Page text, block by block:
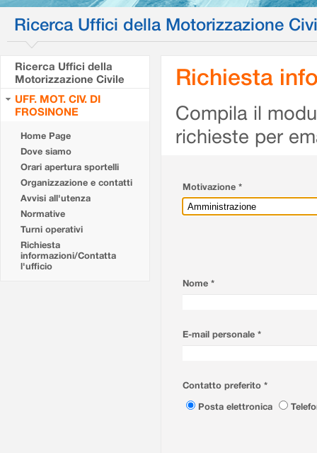
Ricerca Uffici della Motorizzazione
Ricerca Uffici della
Motorizzazione Civile
UFF. MOT. CIV. DI
FROSINONE
Home Page
Dove siamo
Orari apertura sportelli
Organizzazione e contatti
Avvisi all'utenza
Normative
Turni operativi
Richiesta
informazioni/Contatta
l'ufficio
Richiesta
Compila il
richieste per
Motivazione *
Nome *
E-mail personale *
Contatto preferito *
Posta elettronica